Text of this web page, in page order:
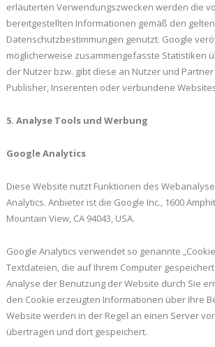
erläuterten Verwendungszwecken werden die
bereitgestellten Informationen gemäß den
Datenschutzbestimmungen genutzt. Google
möglicherweise zusammengefasste Statistiken
der Nutzer bzw. gibt diese an Nutzer und
Publisher, Inserenten oder verbundene
5. Analyse Tools und Werbung
Google Analytics
Diese Website nutzt Funktionen des
Analytics. Anbieter ist die Google Inc., 1600
Mountain View, CA 94043, USA.
Google Analytics verwendet so genannte
Textdateien, die auf Ihrem Computer
Analyse der Benutzung der Website durch Sie
den Cookie erzeugten Informationen über Ihre
Website werden in der Regel an einen Server
übertragen und dort gespeichert.